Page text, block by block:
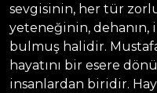
sevgisinin, her tür
yeteneğinin, dehanın,
bulmuş halidir.
hayatını bir esere
insanlardan biridir.